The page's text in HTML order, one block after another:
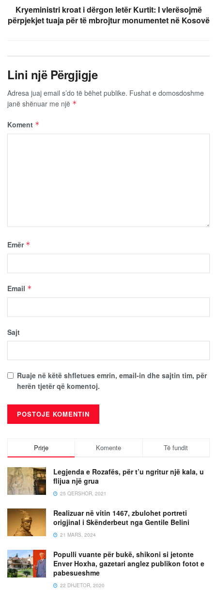
Kryeministri kroat i dërgon letër Kurtit: I vlerësojmë
përpjekjet tuaja për të mbrojtur monumentet në Kosovë
Lini një Përgjigje
Adresa juaj email s’do të bëhet publike. Fushat e domosdoshme
janë shënuar me një *
Koment *
Emër *
Email *
Sajt
Ruaje në këtë shfletues emrin, email-in dhe sajtin tim, për
herën tjetër që komentoj.
Prirje Komente Të fundit
Legjenda e Rozafës, për t’u ngritur një kala, u
flijua një grua
25 QERSHOR, 2021
Realizuar në vitin 1467, zbulohet portreti
origjinal i Skënderbeut nga Gentile Belini
21 MARS, 2024
Populli vuante për bukë, shikoni si jetonte
Enver Hoxha, gazetari anglez publikon fotot e
pabesueshme
22 DHJETOR, 2020